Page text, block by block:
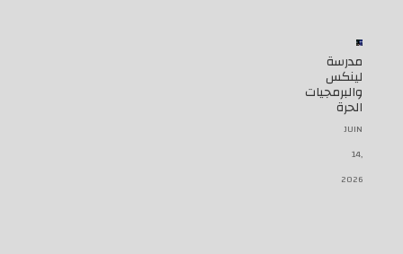
مدرسة
لينكس
والبرمجيات
الحرة
JUIN
14,
2026